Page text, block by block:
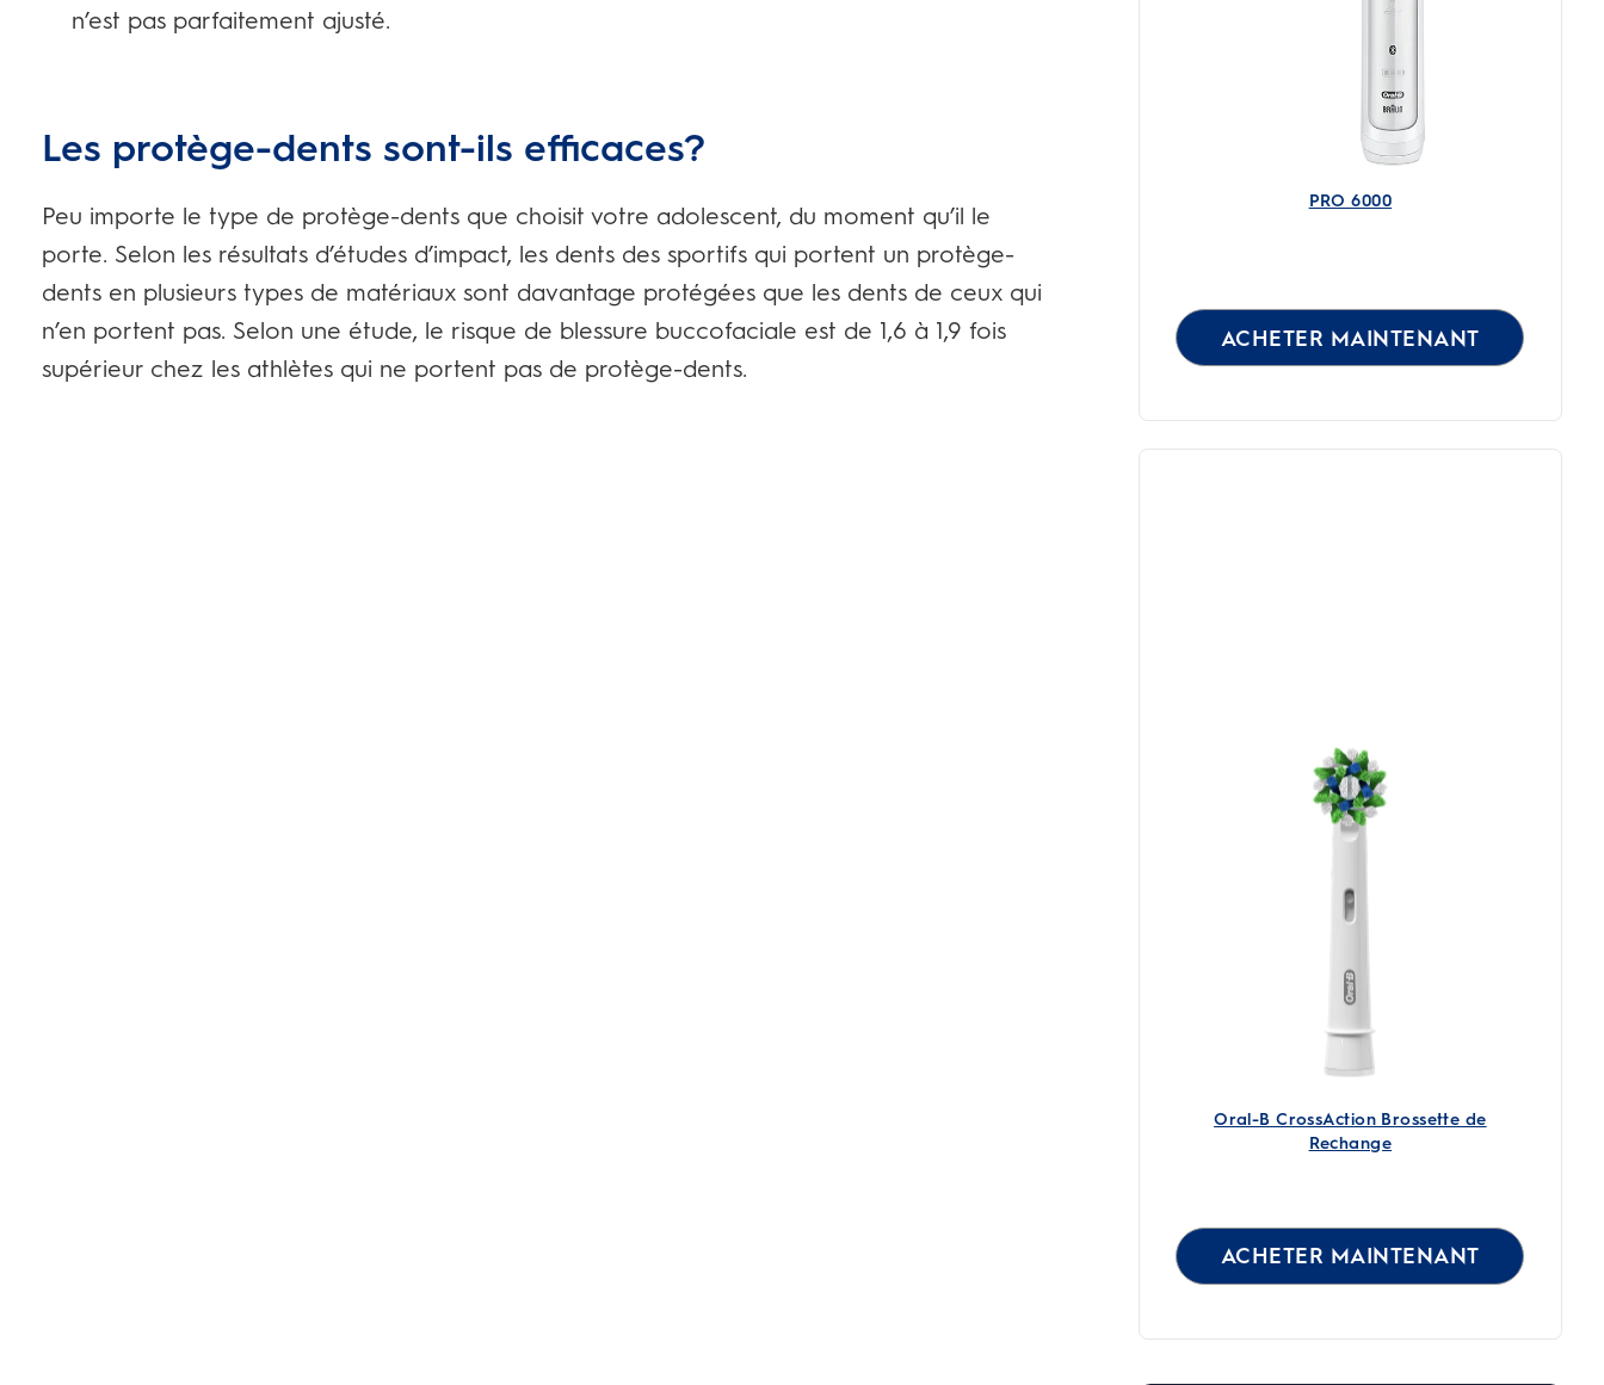
n’est pas parfaitement ajusté.
Les protège-dents sont-ils efficaces?
Peu importe le type de protège-dents que choisit votre adolescent, du moment qu’il le
porte. Selon les résultats d’études d’impact, les dents des sportifs qui portent un protège-
dents en plusieurs types de matériaux sont davantage protégées que les dents de ceux qui
n’en portent pas. Selon une étude, le risque de blessure buccofaciale est de 1,6 à 1,9 fois
supérieur chez les athlètes qui ne portent pas de protège-dents.
PRO 6000
ACHETER MAINTENANT
Oral-B CrossAction Brossette de
Rechange
ACHETER MAINTENANT